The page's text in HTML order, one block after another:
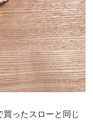
ったスローと同じ